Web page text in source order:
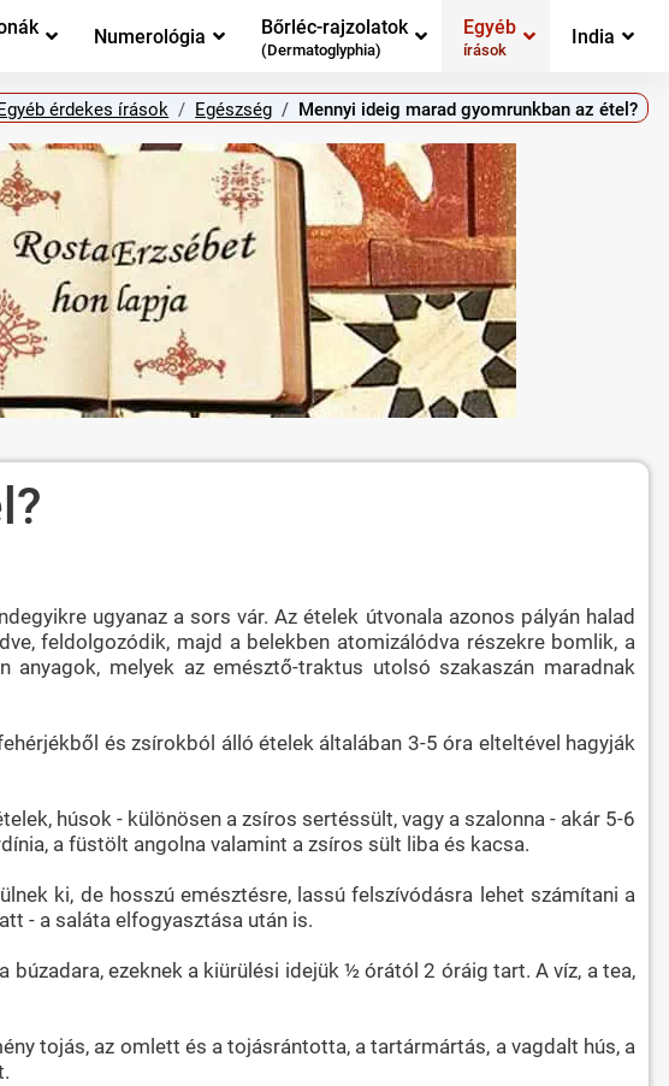
Numerológia Bőrléc-rajzolatok
(Dermatoglyphia)
Egyéb
írások
India
érdekes írások Egészség Mennyi ideig marad gyomrunkban az étel?
ugyanaz a sors vár. Az ételek útvonala azonos pályán halad
feldolgozódik, majd a belekben atomizálódva részekre bomlik, a
melyek az emésztő-traktus utolsó szakaszán maradnak
és zsírokból álló ételek általában 3-5 óra elteltével hagyják
húsok - különösen a zsíros sertéssült, vagy a szalonna - akár 5-6
a füstölt angolna valamint a zsíros sült liba és kacsa.
ki, de hosszú emésztésre, lassú felszívódásra lehet számítani a
- a saláta elfogyasztása után is.
búzadara, ezeknek a kiürülési idejük ½ órától 2 óráig tart. A víz, a tea,
tojás, az omlett és a tojásrántotta, a tartármártás, a vagdalt hús, a